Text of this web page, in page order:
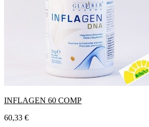
INFLAGEN 60 COMP
Precio
60,33 €